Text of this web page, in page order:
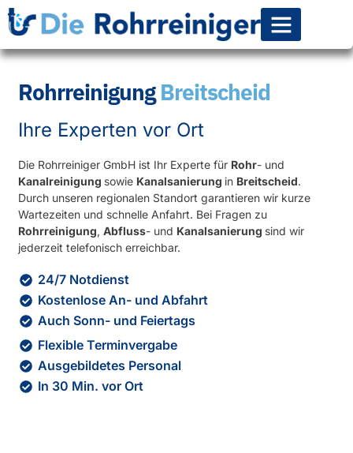
RohrreinigungBreitscheid
Ihre Experten vor Ort
Die Rohrreiniger GmbH ist Ihr Experte für Rohr- und
Kanalreinigung sowie Kanalsanierung in Breitscheid.
Durch unseren regionalen Standort garantieren wir kurze
Wartezeiten und schnelle Anfahrt. Bei Fragen zu
Rohrreinigung,Abfluss- und Kanalsanierung sind wir
jederzeit telefonisch erreichbar.
24/7 Notdienst
Kostenlose An- und Abfahrt
Auch Sonn- und Feiertags
Flexible Terminvergabe
Ausgebildetes Personal
In 30 Min. vor Ort